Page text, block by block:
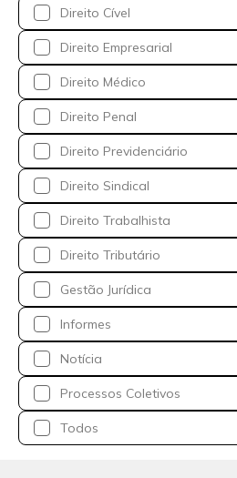
Direito Cível
Direito Empresarial
Direito Médico
Direito Penal
Direito Previdenciário
Direito Sindical
Direito Trabalhista
Direito Tributário
Gestão Jurídica
Informes
Notícia
Processos Coletivos
Todos